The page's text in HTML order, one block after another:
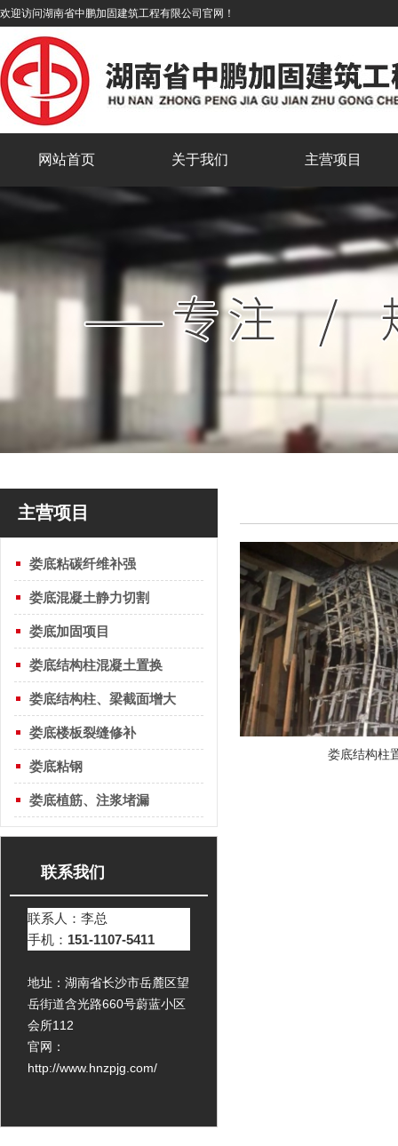
欢迎访问湖南省中鹏加固建筑工程有限公司官网！
网站首页 关于我们 主营项目
娄底结构柱
主营项目
娄底粘碳纤维补强
娄底混凝土静力切割
娄底加固项目
娄底结构柱混凝土置换
娄底结构柱、梁截面增大
娄底楼板裂缝修补
娄底粘钢
娄底植筋、注浆堵漏
联系我们
联系人：李总
手机： 151-1107-5411
地址：湖南省长沙市岳麓区望
岳街道含光路660号蔚蓝小区
会所112
官网：
http://www.hnzpjg.com/